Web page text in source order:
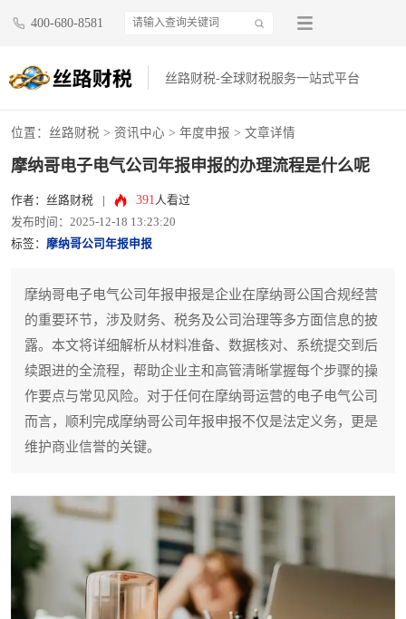
400-680-8581
丝路财税-全球财税服务一站式平台
位置： 丝路财税 > 资讯中心 > 年度申报 > 文章详情
摩纳哥电子电气公司年报申报的办理流程是什么呢
作者：丝路财税 391人看过
发布时间：2025-12-18 13:23:20
标签： 摩纳哥公司年报申报
摩纳哥电子电气公司年报申报是企业在摩纳哥公国合规经营
的重要环节，涉及财务、税务及公司治理等多方面信息的披
露。本文将详细解析从材料准备、数据核对、系统提交到后
续跟进的全流程，帮助企业主和高管清晰掌握每个步骤的操
作要点与常见风险。对于任何在摩纳哥运营的电子电气公司
而言，顺利完成摩纳哥公司年报申报不仅是法定义务，更是
维护商业信誉的关键。